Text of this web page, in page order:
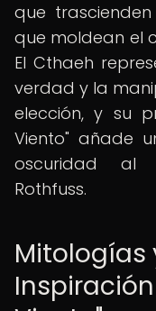
que
que moldean el
El Cthaeh
verdad y la
elección, y su
Viento" añade
oscuridad al
Rothfuss.
Mitologías